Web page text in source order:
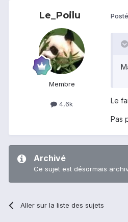
Le_Poilu
Membre
4,6k Le
Pas
Archivé
Ce sujet est désormais
Aller sur la liste des sujets